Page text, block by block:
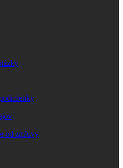
od zmluvy